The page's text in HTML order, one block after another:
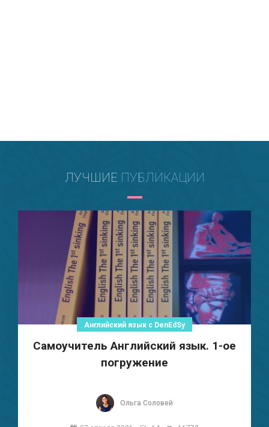
ЛУЧШИЕ ПУБЛИКАЦИИ
Английский язык с DenEdSy
Самоучитель Английский язык. 1-ое
погружение
Ольга Соловей